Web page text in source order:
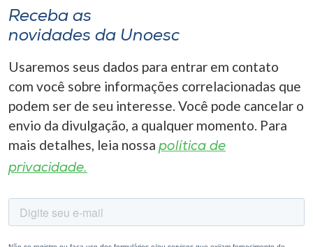
Receba as
novidades da Unoesc
Usaremos seus dados para entrar em contato
com você sobre informações correlacionadas que
podem ser de seu interesse. Você pode cancelar o
envio da divulgação, a qualquer momento. Para
mais detalhes, leia nossa política de
privacidade.